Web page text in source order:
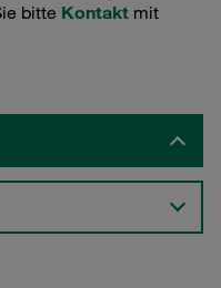
bitte Kontakt mit